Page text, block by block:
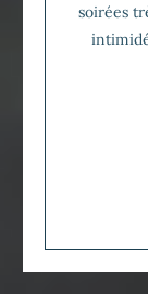
soirées